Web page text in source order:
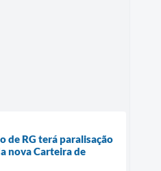
de RG terá paralisação
nova Carteira de